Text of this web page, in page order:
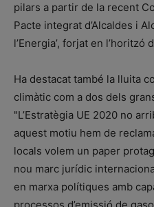
pilars a partir de la recent
Pacte integrat d’Alcaldes i
l’Energia’, forjat en l’horitzó
Ha destacat també la lluita
climàtic com a dos dels
"L’Estratègia UE 2020 no
aquest motiu hem de
locals volem un paper
nou marc jurídic
en marxa polítiques amb